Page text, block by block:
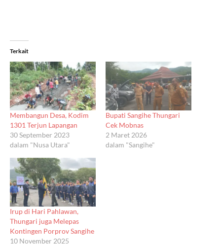
Terkait
Membangun Desa, Kodim
1301 Terjun Lapangan
30 September 2023
dalam "Nusa Utara"
Bupati Sangihe Thungari
Cek Mobnas
2 Maret 2026
dalam "Sangihe"
Irup di Hari Pahlawan,
Thungari juga Melepas
Kontingen Porprov Sangihe
10 November 2025